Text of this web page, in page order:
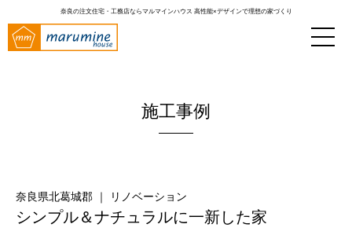
奈良の注文住宅・工務店ならマルマインハウス 高性能×デザインで理想の家づくり
施工事例
奈良県北葛城郡 ｜ リノベーション
シンプル＆ナチュラルに一新した家